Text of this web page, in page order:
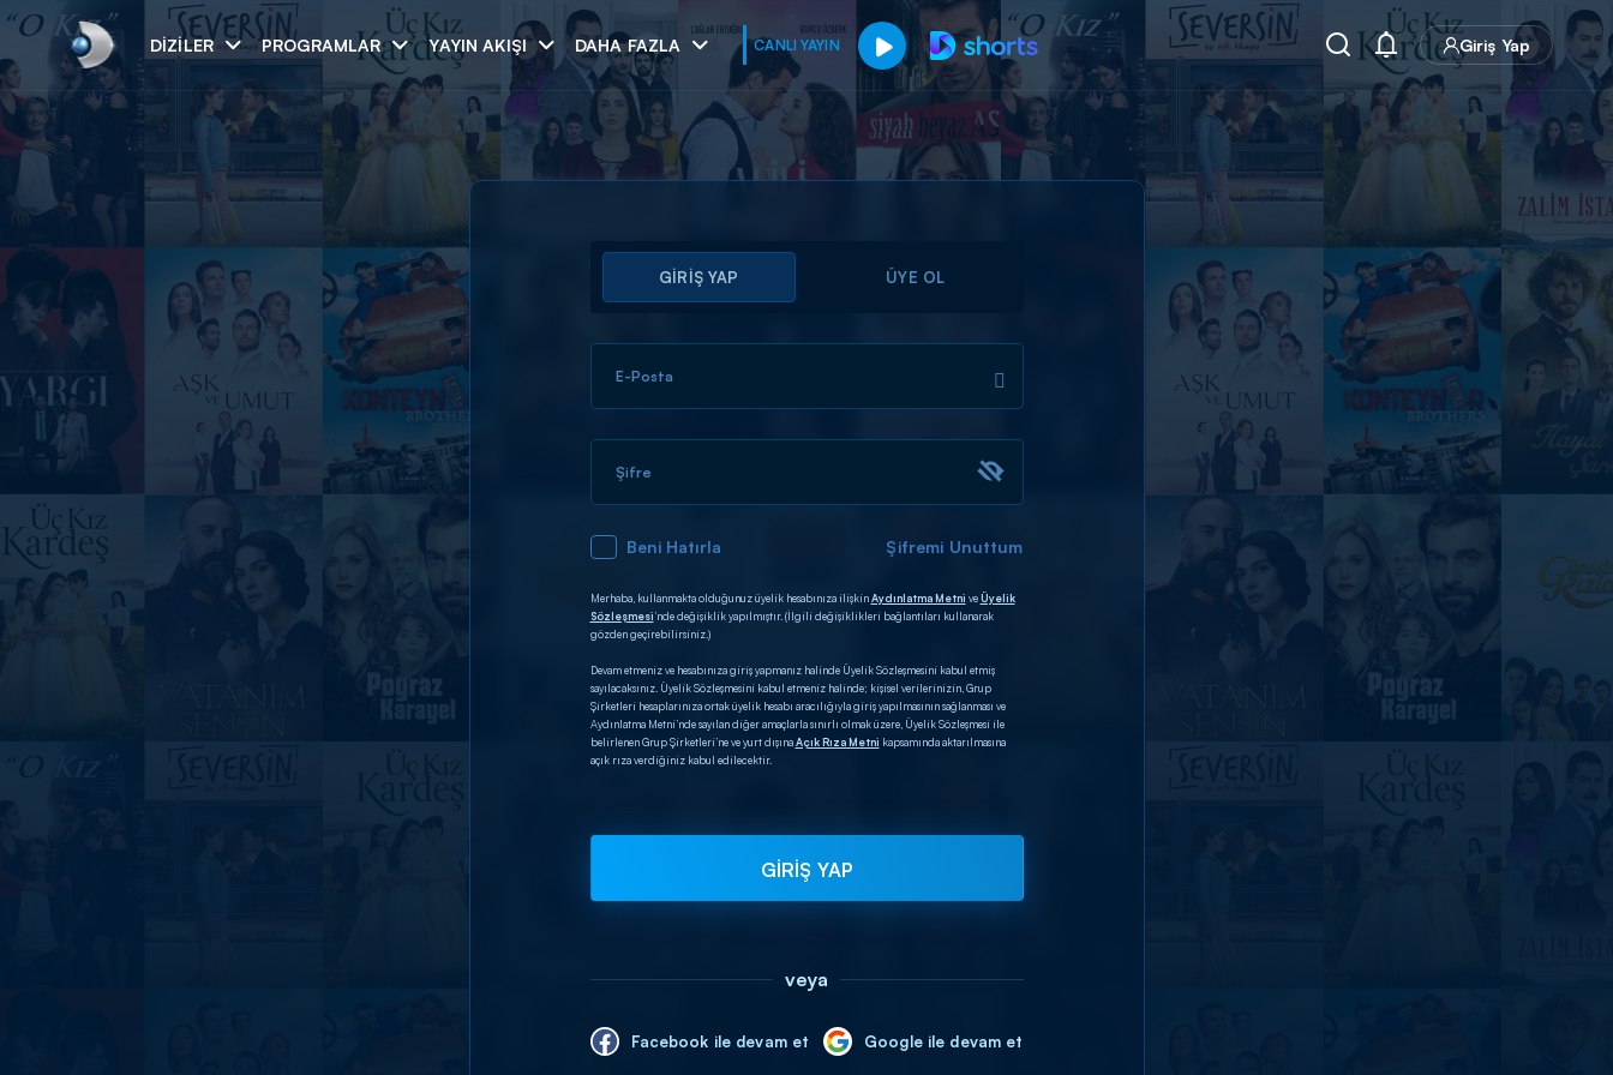
DIZILER PROGRAMLAR YAYIN AKIŞI DAHA FAZLA CANLI YAYIN Giriş Yap
Arama
ARAMA SONUÇLARI
GİRİŞ YAP ÜYE OL
E-Posta
Şifre
Beni Hatırla Şifremi Unuttum
Merhaba, kullanmakta olduğunuz üyelik hesabınıza ilişkinAydınlatma Metni veÜyelik
Sözleşmesi’nde değişiklik yapılmıştır. (İlgili değişiklikleri bağlantıları kullanarak
gözden geçirebilirsiniz.)
Devam etmeniz ve hesabınıza giriş yapmanız halinde Üyelik Sözleşmesini kabul etmiş
sayılacaksınız. Üyelik Sözleşmesini kabul etmeniz halinde; kişisel verilerinizin, Grup
Şirketleri hesaplarınıza ortak üyelik hesabı aracılığıyla giriş yapılmasının sağlanması ve
Aydınlatma Metni’nde sayılan diğer amaçlarla sınırlı olmak üzere, Üyelik Sözleşmesi ile
belirlenen Grup Şirketleri’ne ve yurt dışınaAçık Rıza Metni kapsamında aktarılmasına
açık rıza verdiğiniz kabul edilecektir.
GİRİŞ YAP
veya
Facebook ile devam et Google ile devam et